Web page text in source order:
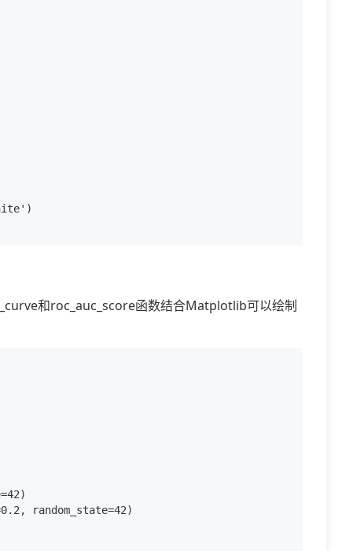
和roc_auc_score函数结合Matplotlib可以绘制
random_state=42)